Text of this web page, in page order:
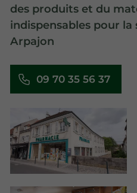
des produits et du
indispensables pour
Arpajon
09 70 35 56 37